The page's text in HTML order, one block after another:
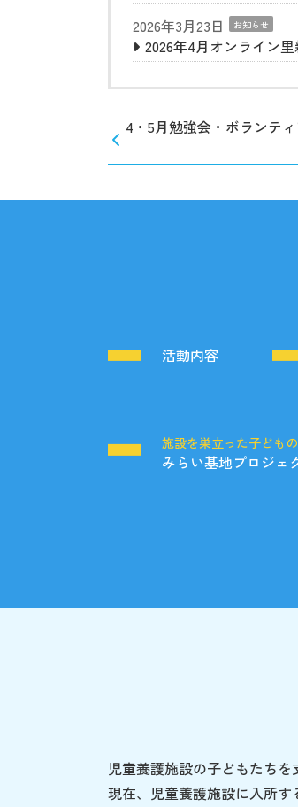
2026年3月23日
お知らせ
2026年4月オンライン
4・5月勉強会・ボランテ
活動内容
施設を巣立った子ども
みらい基地プロジェ
児童養護施設の子どもたちを
現在、児童養護施設に入所す